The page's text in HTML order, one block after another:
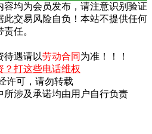
容均为会员发布，请注意识别验证
交易风险自负！本站不提供任何
任。
待遇请以劳动合同 为准！！！
？打这些电话维权
许可，请勿转载
涉及承诺均由用户自行负责